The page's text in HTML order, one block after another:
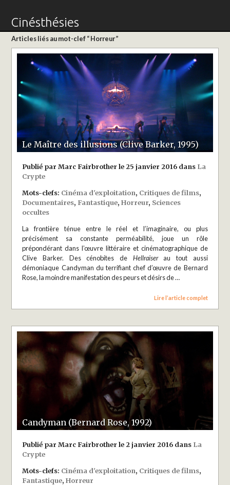
Cinésthésies
Articles liés au mot-clef “ Horreur ”
Le Maître des illusions (Clive Barker, 1995)
Publié par Marc Fairbrother le 25 janvier 2016 dans La
Crypte
Mots-clefs: Cinéma d'exploitation, Critiques de films,
Documentaires, Fantastique,Horreur, Sciences
occultes
La frontière ténue entre le réel et l’imaginaire, ou plus
précisément sa constante perméabilité, joue un rôle
prépondérant dans l’œuvre littéraire et cinématographique de
Clive Barker. Des cénobites de Hellraiserau tout aussi
démoniaque Candyman du terrifiant chef d’œuvre de Bernard
Rose, la moindre manifestation des peurs et désirs de …
Lire l’article complet
Candyman (Bernard Rose, 1992)
Publié par Marc Fairbrother le 2 janvier 2016 dans La
Crypte
Mots-clefs: Cinéma d'exploitation, Critiques de films,
Fantastique,Horreur